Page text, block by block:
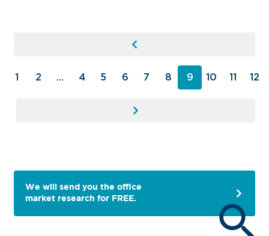
1 2 ... 4 5 6 7 8 9 10 11 12
We will send you the office
market research for FREE.